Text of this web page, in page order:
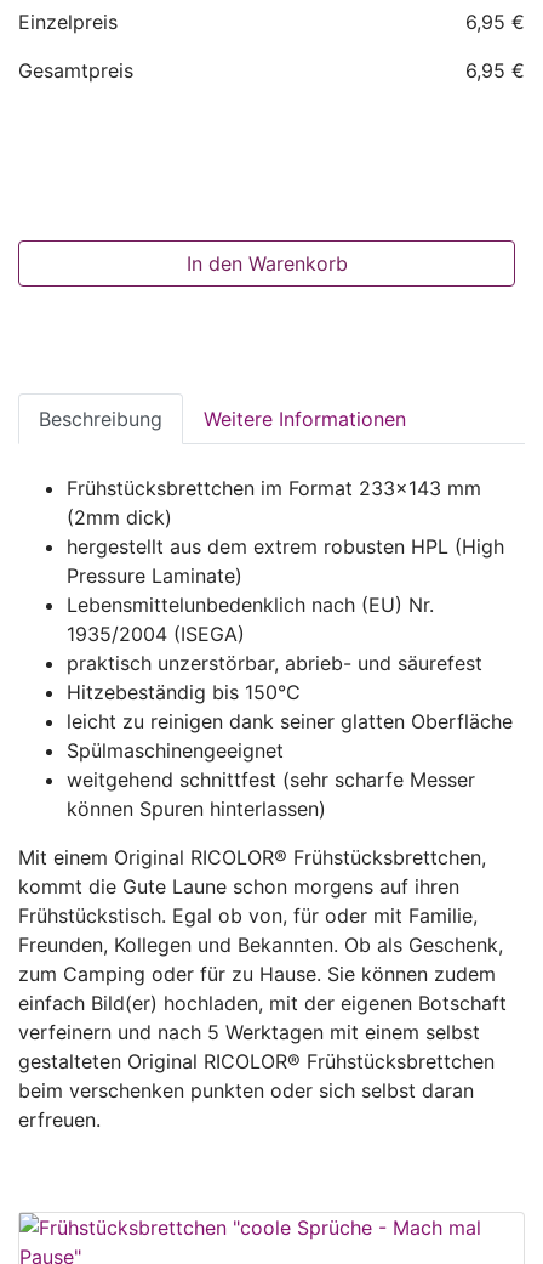
Einzelpreis
6,95 €
Gesamtpreis
6,95 €
In den Warenkorb
Beschreibung Weitere Informationen
Frühstücksbrettchen im Format 233x143 mm
(2mm dick)
hergestellt aus dem extrem robusten HPL (High
Pressure Laminate)
Lebensmittelunbedenklich nach (EU) Nr.
1935/2004 (ISEGA)
praktisch unzerstörbar, abrieb- und säurefest
Hitzebeständig bis 150°C
leicht zu reinigen dank seiner glatten Oberfläche
Spülmaschinengeeignet
weitgehend schnittfest (sehr scharfe Messer
können Spuren hinterlassen)
Mit einem Original RICOLOR® Frühstücksbrettchen,
kommt die Gute Laune schon morgens auf ihren
Frühstückstisch. Egal ob von, für oder mit Familie,
Freunden, Kollegen und Bekannten. Ob als Geschenk,
zum Camping oder für zu Hause. Sie können zudem
einfach Bild(er) hochladen, mit der eigenen Botschaft
verfeinern und nach 5 Werktagen mit einem selbst
gestalteten Original RICOLOR® Frühstücksbrettchen
beim verschenken punkten oder sich selbst daran
erfreuen.